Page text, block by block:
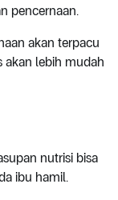
pencernaan.
akan terpacu
akan lebih mudah
nutrisi bisa
ibu hamil.